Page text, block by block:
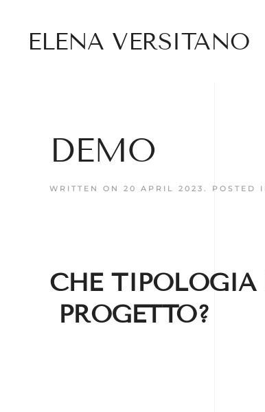
ELENA VERSITANO
DEMO
WRITTEN ON 20 APRIL 2023 . POSTED
CHE TIPOLOGIA
PROGETTO?